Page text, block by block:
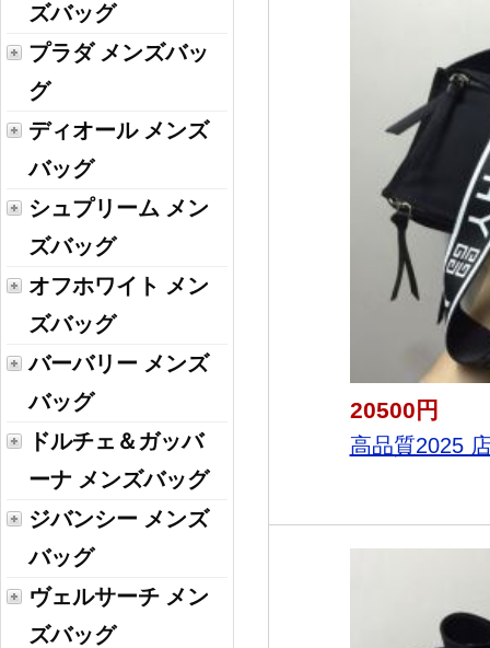
ズバッグ
プラダ メンズバッ
グ
ディオール メンズ
バッグ
シュプリーム メン
ズバッグ
オフホワイト メン
ズバッグ
バーバリー メンズ
バッグ
ドルチェ＆ガッバ
ーナ メンズバッグ
ジバンシー メンズ
バッグ
ヴェルサーチ メン
ズバッグ
20500円
高品質2025